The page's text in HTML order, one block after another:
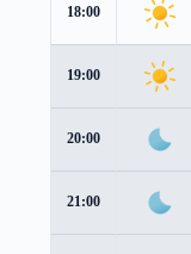
18:00
19:00
20:00
21:00